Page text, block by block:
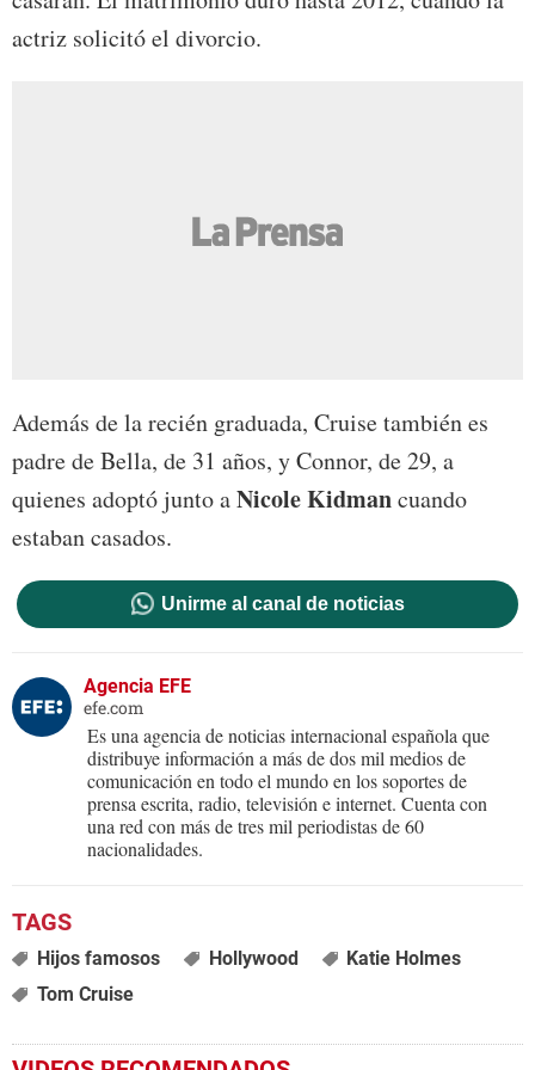
actriz solicitó el divorcio.
Además de la recién graduada, Cruise también es
padre de Bella, de 31 años, y Connor, de 29, a
quienes adoptó junto aNicole Kidmancuando
estaban casados.
Unirme al canal de noticias
Agencia EFE
efe.com
Es una agencia de noticias internacional española que
distribuye información a más de dos mil medios de
comunicación en todo el mundo en los soportes de
prensa escrita, radio, televisión e internet. Cuenta con
una red con más de tres mil periodistas de 60
nacionalidades.
Hijos famosos Hollywood
Katie Holmes
Tom Cruise